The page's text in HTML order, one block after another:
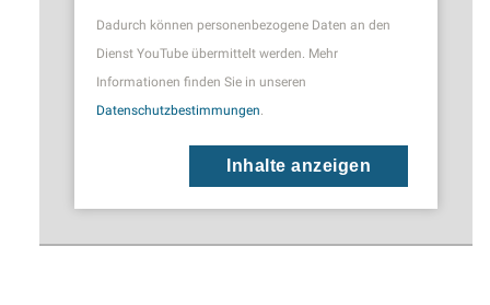
Dadurch können personenbezogene Daten an den
Dienst YouTube übermittelt werden. Mehr
Informationen finden Sie in unseren
Datenschutzbestimmungen.
Inhalte anzeigen